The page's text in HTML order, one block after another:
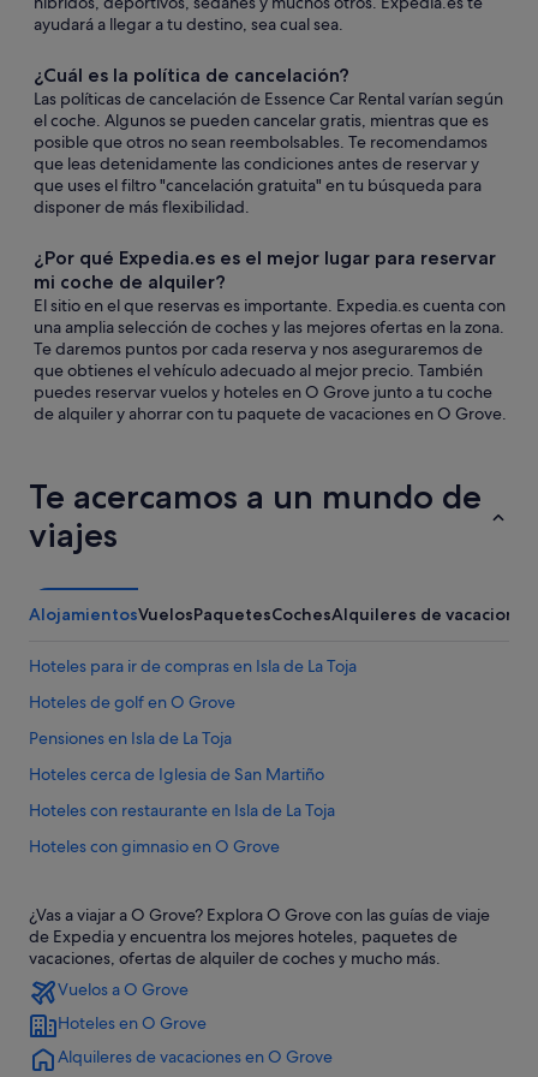
ayudará a llegar a tu destino, sea cual sea.
¿Cuál es la política de cancelación?
Las políticas de cancelación de Essence Car Rental varían según
el coche. Algunos se pueden cancelar gratis, mientras que es
posible que otros no sean reembolsables. Te recomendamos
que leas detenidamente las condiciones antes de reservar y
que uses el filtro "cancelación gratuita" en tu búsqueda para
disponer de más flexibilidad.
¿Por qué Expedia.es es el mejor lugar para reservar
mi coche de alquiler?
El sitio en el que reservas es importante. Expedia.es cuenta con
una amplia selección de coches y las mejores ofertas en la zona.
Te daremos puntos por cada reserva y nos aseguraremos de
que obtienes el vehículo adecuado al mejor precio. También
puedes reservar vuelos y hoteles en O Grove junto a tu coche
de alquiler y ahorrar con tu paquete de vacaciones en O Grove.
Te acercamos a un mundo de
viajes
AlojamientosVuelosPaquetesCochesAlquileres de vacaciones
Hoteles para ir de compras en Isla de La Toja
Hoteles de golf en O Grove
Pensiones en Isla de La Toja
Hoteles cerca de Iglesia de San Martiño
Hoteles con restaurante en Isla de La Toja
Hoteles con gimnasio en O Grove
Campings de caravanas en O Grove
Hoteles con todo incluido en O Grove
Hoteles que aceptan mascotas en Isla de La Toja
Hoteles con gimnasio en Isla de La Toja
Hoteles de 3 estrellas en Isla de La Toja
¿Vas a viajar a O Grove? Explora O Grove con las guías de viaje
de Expedia y encuentra los mejores hoteles, paquetes de
vacaciones, ofertas de alquiler de coches y mucho más.
Vuelos a O Grove
Hoteles en O Grove
Alquileres de vacaciones en O Grove